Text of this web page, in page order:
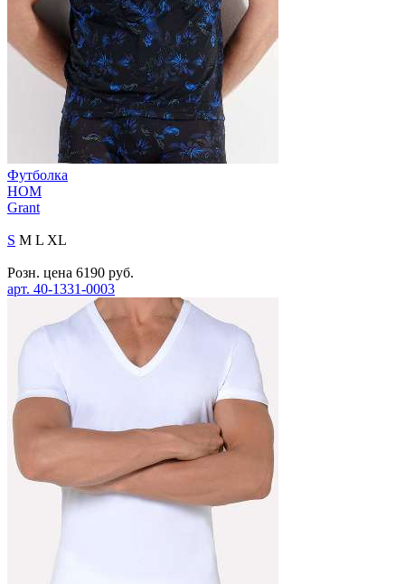
Футболка
HOM
Grant
S M L XL
Розн. цена 6190 руб.
арт. 40-1331-0003